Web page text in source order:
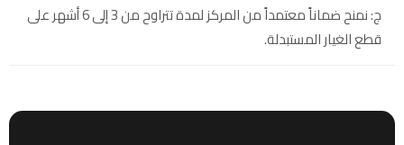
ج: نمنح ضماناً معتمداً من المركز لمدة تتراوح من 3 إلى 6 أشهر على
قطع الغيار المستبدلة.